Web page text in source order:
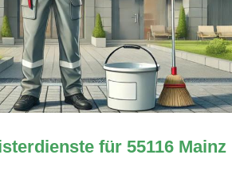
für 55116 Mainz